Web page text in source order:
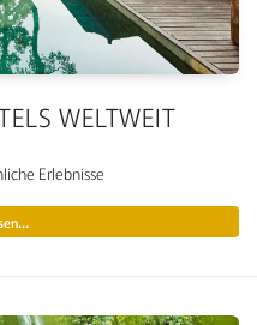
WELTWEIT
Erlebnisse